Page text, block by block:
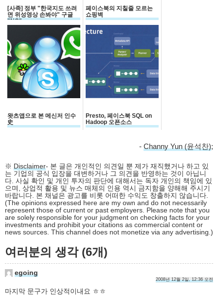
[사족] 정부 "한국지도 쓰려
면 위성영상 손봐야" 구글
"NO"
페이스북의 지칠줄 모르는
쇼핑벽
왓츠앱으로 본 메신저 인수
史
Presto, 페이스북 SQL on
Hadoop 오픈소스
- Channy Yun (윤석찬);
※ Disclaimer- 본 글은 개인적인 의견일 뿐 제가 재직했거나 하고 있
는 기업의 공식 입장을 대변하거나 그 의견을 반영하는 것이 아닙니
다. 사실 확인 및 개인 투자의 판단에 대해서는 독자 개인의 책임에 있
으며, 상업적 활용 및 뉴스 매체의 인용 역시 금지함을 양해해 주시기
바랍니다. 본 채널은 광고를 비롯 어떠한 수익도 창출하지 않습니다.
(The opinions expressed here are my own and do not necessarily
represent those of current or past employers. Please note that you
are solely responsible for your judgment on checking facts for your
investments and prohibit your citations as commercial content or
news sources. This channel does not monetize via any advertising.)
여러분의 생각 (6개)
egoing
2008년 12월 2일, 12:36 오전
마지막 문구가 인상적이내요 ㅎㅎ